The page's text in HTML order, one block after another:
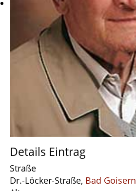
Details Eintrag
Straße
Dr.-Löcker-Straße, Bad Goisern